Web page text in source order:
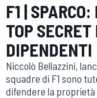
F1 |
TOP
DIPENDENTI
Niccolò Bellazzini,
squadre di F1 sono
difendere la